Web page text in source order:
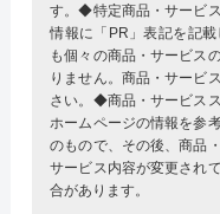
す。◆特定商品・サービ
情報に「PR」表記を記
も個々の商品・サービス
りません。商品・サービ
さい。◆商品・サービス
ホームページの情報を参
のもので、その後、商品
サービス内容が変更され
合があります。